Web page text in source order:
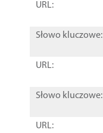
URL:
Słowo kluczowe:
URL:
Słowo kluczowe:
URL: